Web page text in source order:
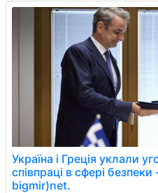
Україна і Греція уклали
співпраці в сфері
bigmir)net.